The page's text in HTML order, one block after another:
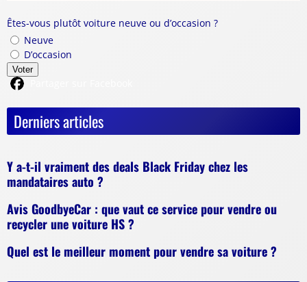
Êtes-vous plutôt voiture neuve ou d’occasion ?
Neuve
D’occasion
Voter
Derniers articles
Y a-t-il vraiment des deals Black Friday chez les
mandataires auto ?
Avis GoodbyeCar : que vaut ce service pour vendre ou
recycler une voiture HS ?
Quel est le meilleur moment pour vendre sa voiture ?